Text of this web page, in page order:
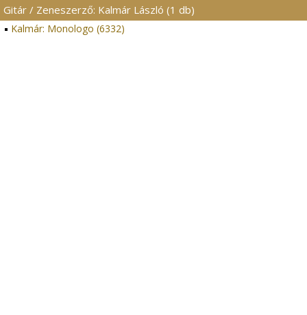
Gitár / Zeneszerző: Kalmár László (1 db)
Kalmár: Monologo (6332)